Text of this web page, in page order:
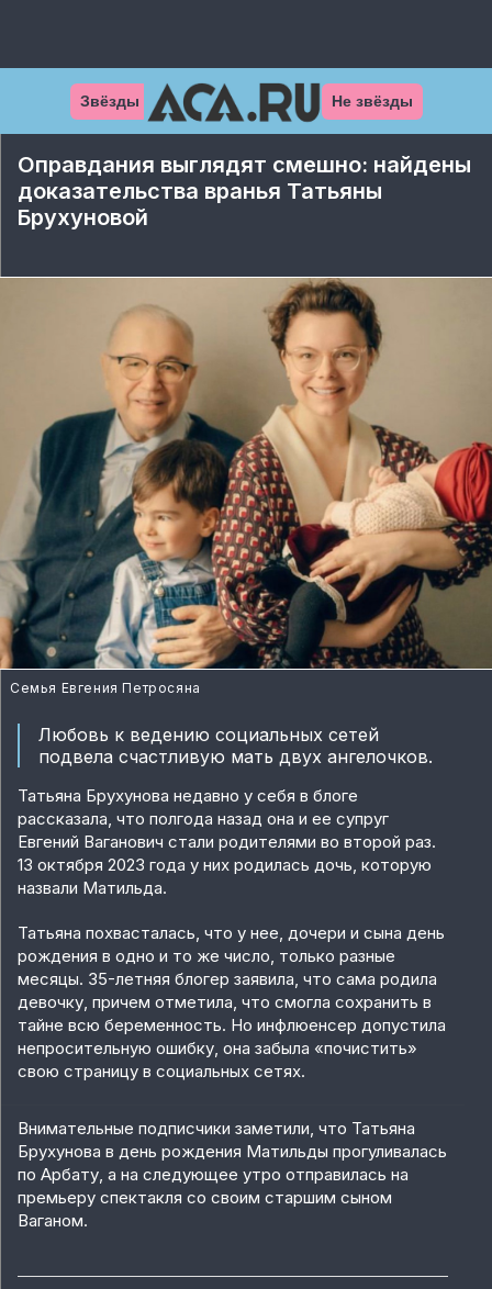
Звёзды Не звёзды
Оправдания выглядят смешно: найдены
доказательства вранья Татьяны
Брухуновой
Семья Евгения Петросяна
Любовь к ведению социальных сетей
подвела счастливую мать двух ангелочков.
Татьяна Брухунова недавно у себя в блоге
рассказала, что полгода назад она и ее супруг
Евгений Ваганович стали родителями во второй раз.
13 октября 2023 года у них родилась дочь, которую
назвали Матильда.
Татьяна похвасталась, что у нее, дочери и сына день
рождения в одно и то же число, только разные
месяцы. 35-летняя блогер заявила, что сама родила
девочку, причем отметила, что смогла сохранить в
тайне всю беременность. Но инфлюенсер допустила
непросительную ошибку, она забыла «почистить»
свою страницу в социальных сетях.
Внимательные подписчики заметили, что Татьяна
Брухунова в день рождения Матильды прогуливалась
по Арбату, а на следующее утро отправилась на
премьеру спектакля со своим старшим сыном
Ваганом.